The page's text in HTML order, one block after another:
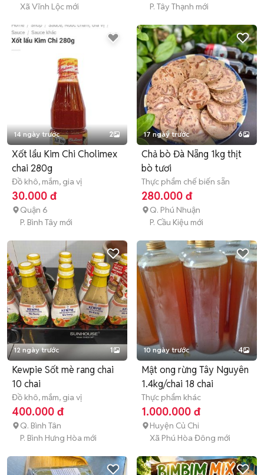
Xã Vĩnh Lộc mới
P. Tây Thạnh mới
14 ngày trước 2
Xốt lẩu Kim Chi Cholimex
chai 280g
Đồ khô, mắm, gia vị
30.000 đ
Quận 6
P. Bình Tây mới
17 ngày trước 6
Chả bò Đà Nẵng 1kg thịt
bò tươi
Thực phẩm chế biến sẵn
280.000 đ
Q. Phú Nhuận
P. Cầu Kiệu mới
12 ngày trước 1
Kewpie Sốt mè rang chai
10 chai
Đồ khô, mắm, gia vị
400.000 đ
Q. Bình Tân
P. Bình Hưng Hòa mới
10 ngày trước 4
Mật ong rừng Tây Nguyên
1.4kg/chai 18 chai
Thực phẩm khác
1.000.000 đ
Huyện Củ Chi
Xã Phú Hòa Đông mới